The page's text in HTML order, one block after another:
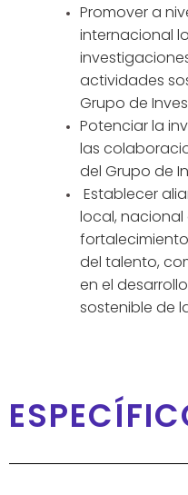
Promover a
internacional
actividades
Grupo de
Potenciar la
las
del Grupo de
Establecer
local,
del talento,
en el
sostenible de